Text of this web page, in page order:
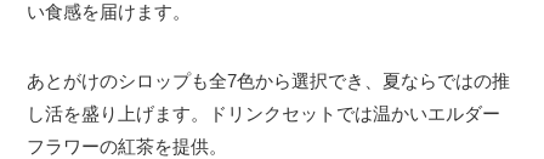
い食感を届けます。
あとがけのシロップも全7色から選択でき、夏ならではの推
し活を盛り上げます。ドリンクセットでは温かいエルダー
フラワーの紅茶を提供。